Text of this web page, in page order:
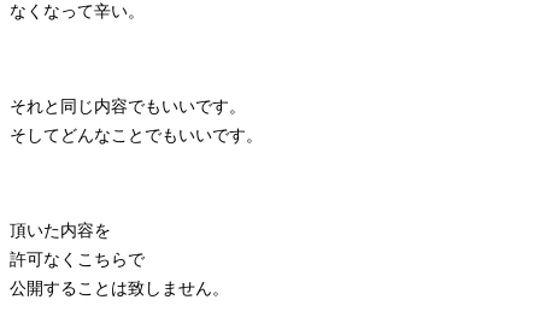
なくなって辛い。
それと同じ内容でもいいです。
そしてどんなことでもいいです。
頂いた内容を
許可なくこちらで
公開することは致しません。